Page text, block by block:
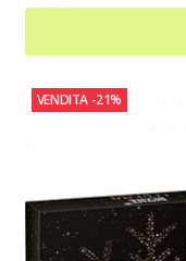
VENDITA -21%